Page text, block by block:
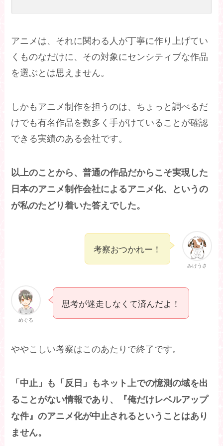
アニメは、それに関わる人が丁寧に作り上げてい
くものなだけに、その対象にセンシティブな作品
を選ぶとは思えません。
しかもアニメ制作を担うのは、ちょっと調べるだ
けでも有名作品を数多く手がけていることが確認
できる実績のある会社です。
以上のことから、普通の作品だからこそ実現した
日本のアニメ制作会社によるアニメ化、というの
が私のたどり着いた答えでした。
みけうさ
考察おつかれー！
めぐる
思考が迷走しなくて済んだよ！
ややこしい考察はこのあたりで終了です。
「中止」も「反日」もネット上での憶測の域を出
ることがない情報であり、『俺だけレベルアップ
な件』のアニメ化が中止されるということはあり
ません。